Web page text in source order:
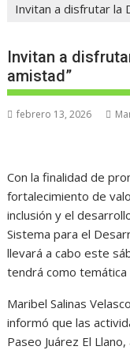
Invitan a disfrutar la
Invitan a
amistad”
febrero 13, 2026
Con la finalidad de
fortalecimiento de
inclusión y el
Sistema para el
llevará a cabo este
tendrá como temática
Maribel Salinas
informó que las
Paseo Juárez El